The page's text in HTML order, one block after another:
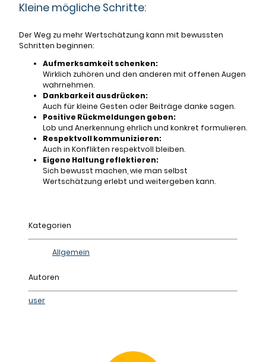
Kleine mögliche Schritte:
Der Weg zu mehr Wertschätzung kann mit bewussten
Schritten beginnen:
Aufmerksamkeit schenken:
Wirklich zuhören und den anderen mit offenen Augen
wahrnehmen.
Dankbarkeit ausdrücken:
Auch für kleine Gesten oder Beiträge danke sagen.
Positive Rückmeldungen geben:
Lob und Anerkennung ehrlich und konkret formulieren.
Respektvoll kommunizieren:
Auch in Konflikten respektvoll bleiben.
Eigene Haltung reflektieren:
Sich bewusst machen, wie man selbst
Wertschätzung erlebt und weitergeben kann.
Kategorien
Allgemein
Autoren
user